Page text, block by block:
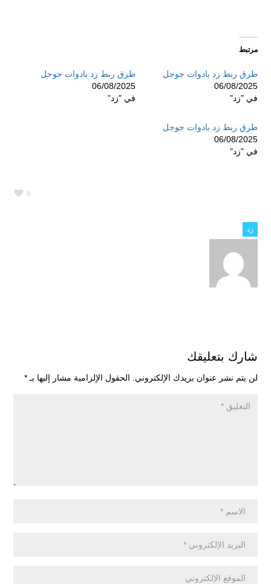
مرتبط
طرق ربط زد بادوات جوجل
06/08/2025
في "زد"
طرق ربط زد بادوات جوجل
06/08/2025
في "زد"
طرق ربط زد بادوات جوجل
06/08/2025
في "زد"
0
زد
شارك بتعليقك
لن يتم نشر عنوان بريدك الإلكتروني. الحقول الإلزامية مشار إليها بـ *